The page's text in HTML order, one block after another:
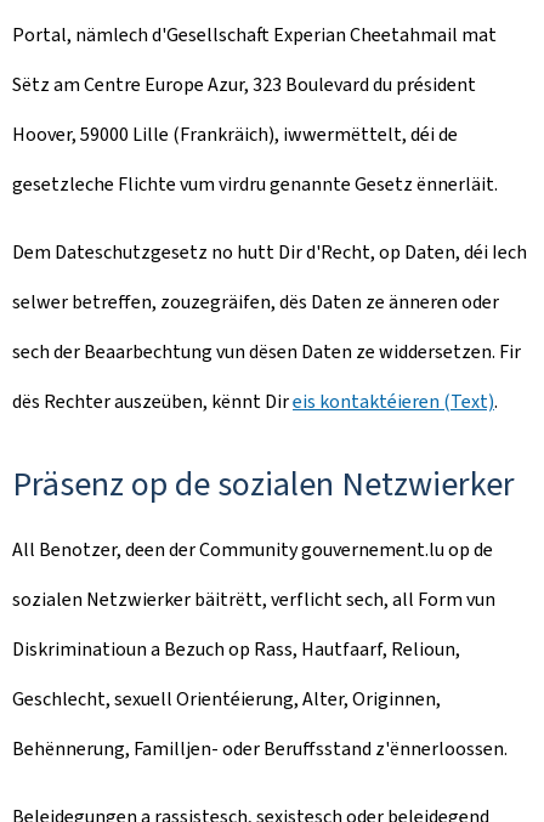
Portal, nämlech d'Gesellschaft Experian Cheetahmail mat
Sëtz am Centre Europe Azur, 323 Boulevard du président
Hoover, 59000 Lille (Frankräich), iwwermëttelt, déi de
gesetzleche Flichte vum virdru genannte Gesetz ënnerläit.
Dem Dateschutzgesetz no hutt Dir d'Recht, op Daten, déi Iech
selwer betreffen, zouzegräifen, dës Daten ze änneren oder
sech der Beaarbechtung vun dësen Daten ze widdersetzen. Fir
dës Rechter auszeüben, kënnt Direis kontaktéieren (Text).
Präsenz op de sozialen Netzwierker
All Benotzer, deen der Community gouvernement.lu op de
sozialen Netzwierker bäitrëtt, verflicht sech, all Form vun
Diskriminatioun a Bezuch op Rass, Hautfaarf, Relioun,
Geschlecht, sexuell Orientéierung, Alter, Originnen,
Behënnerung, Familljen- oder Beruffsstand z'ënnerloossen.
Beleidegungen a rassistesch, sexistesch oder beleidegend